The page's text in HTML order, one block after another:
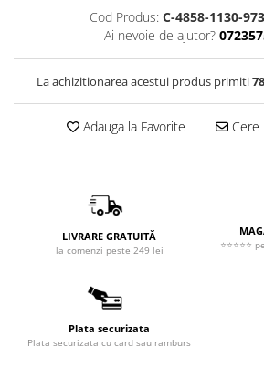
Cod Produs: C-4858-1130-
Ai nevoie de ajutor?
La achizitionarea acestui produs primiti78
Adauga la Favorite Cere
LIVRARE GRATUITĂ
la comenzi peste 249 lei
Plata securizata
Plata securizata cu card sau ramburs